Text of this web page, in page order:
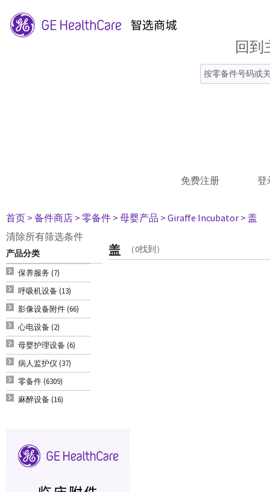
回到
免费注册 登
首页 > 备件商店 > 零备件 > 母婴产品 > Giraffe Incubator > 盖
清除所有筛选条件
产品分类
保养服务 (7)
呼吸机设备 (13)
影像设备附件 (66)
心电设备 (2)
母婴护理设备 (6)
病人监护仪 (37)
零备件 (6309)
麻醉设备 (16)
盖 （0找到）